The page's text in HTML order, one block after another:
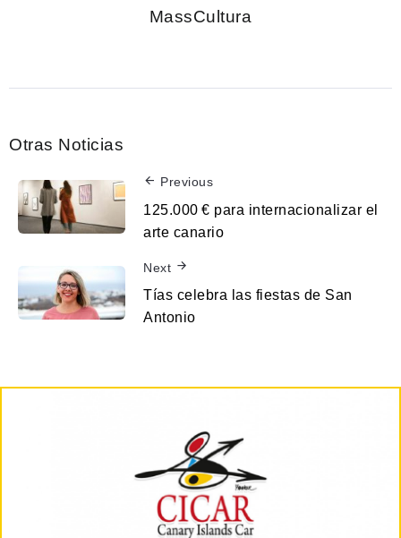
MassCultura
Otras Noticias
Previous
125.000 € para internacionalizar el
arte canario
Next
Tías celebra las fiestas de San
Antonio